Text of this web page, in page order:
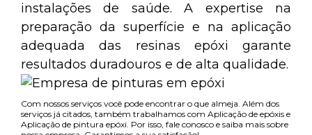
instalações de saúde. A expertise na
preparação da superfície e na aplicação
adequada das resinas epóxi garante
resultados duradouros e de alta qualidade.
Com nossos serviços você pode encontrar o que almeja. Além dos
serviços já citados, também trabalhamos com Aplicação de epóxis e
Aplicação de pintura epóxi. Por isso, fale conosco e saiba mais sobre